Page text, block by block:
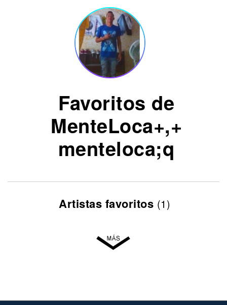
Favoritos de
MenteLoca+,+
menteloca;q
Artistas favoritos (1)